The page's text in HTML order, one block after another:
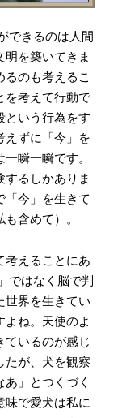
できるのは人間
を築いてきま
るのも考えるこ
を考えて行動で
という行為をす
えずに「今」を
瞬一瞬です。
るしかありま
「今」を生きて
含めて）。
考えることにあ
ではなく脳で判
世界を生きてい
よね。天使のよ
ているのが感じ
たが、犬を観察
」とつくづく
味で愛犬は私に